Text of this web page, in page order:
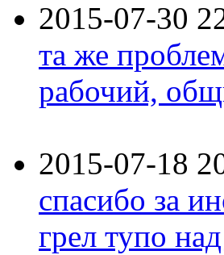
2015-07-30
та же
рабочий,
2015-07-18
спасибо за
грел тупо